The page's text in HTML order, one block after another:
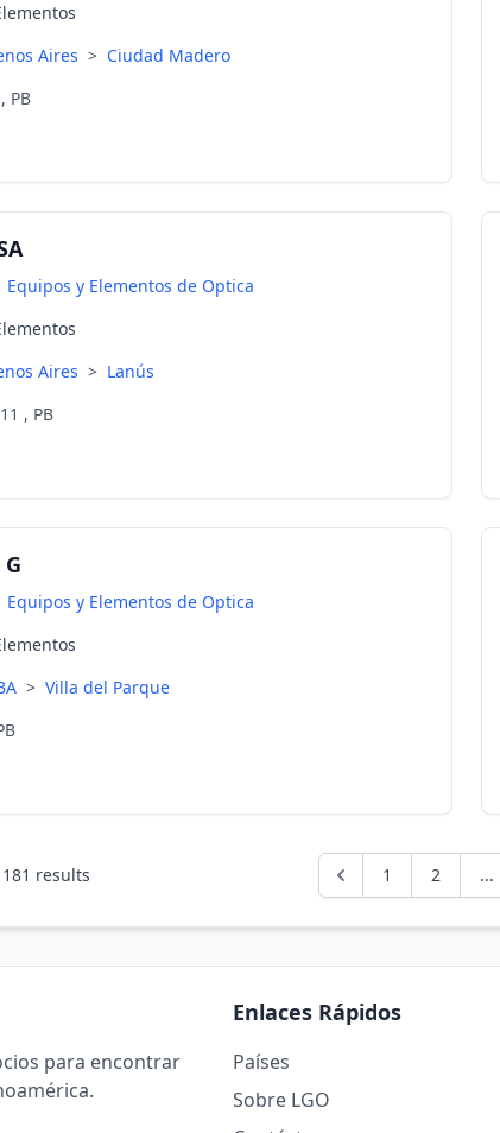
Aires > Ciudad Madero
PB
Equipos y Elementos de Optica
Aires > Lanús
, PB
Equipos y Elementos de Optica
> Villa del Parque
181 results 1 2 ...
para encontrar
Enlaces Rápidos
Países
Sobre LGO